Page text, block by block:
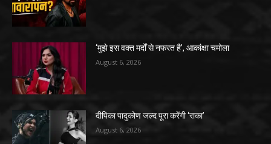
‘मुझे इस वक्त मर्दों से नफरत है’, आकांक्षा चमोला
August 6, 2026
दीपिका पादुकोण जल्द पूरा करेंगी ‘राका’
August 6, 2026